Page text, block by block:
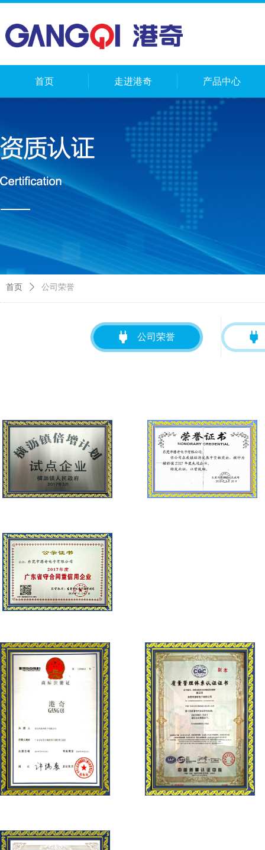
首页 走进港奇 产品中心
公司荣誉
首页 ꄲ 公司荣誉